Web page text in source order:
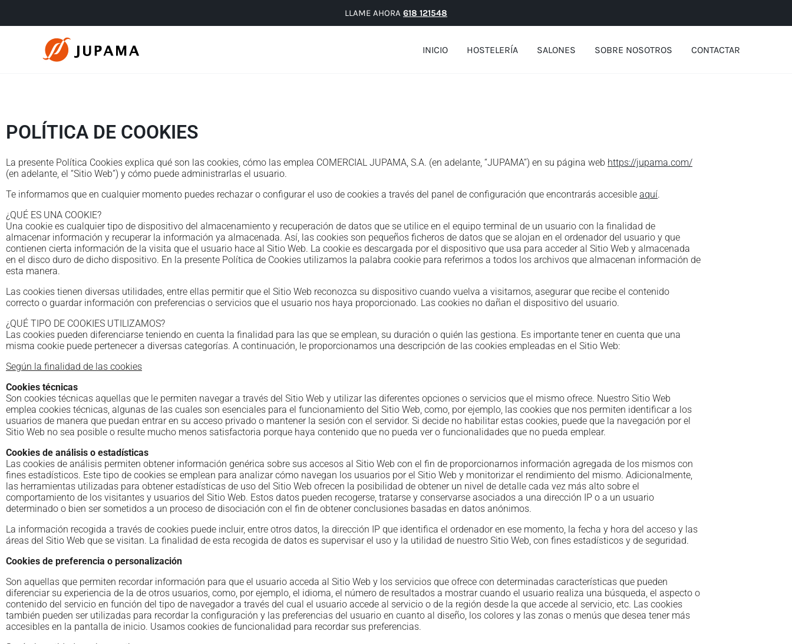
contenido
LLAME AHORA 618 121548
INICIO HOSTELERÍA SALONES SOBRE NOSOTROS CONTACTAR
POLÍTICA DE COOKIES
La presente Política Cookies explica qué son las cookies, cómo las emplea COMERCIAL JUPAMA, S.A. (en adelante, “JUPAMA”) en su página web https://jupama.com/
(en adelante, el “Sitio Web”) y cómo puede administrarlas el usuario.
Te informamos que en cualquier momento puedes rechazar o configurar el uso de cookies a través del panel de configuración que encontrarás accesible aquí.
¿QUÉ ES UNA COOKIE?
Una cookie es cualquier tipo de dispositivo del almacenamiento y recuperación de datos que se utilice en el equipo terminal de un usuario con la finalidad de
almacenar información y recuperar la información ya almacenada. Así, las cookies son pequeños ficheros de datos que se alojan en el ordenador del usuario y que
contienen cierta información de la visita que el usuario hace al Sitio Web. La cookie es descargada por el dispositivo que usa para acceder al Sitio Web y almacenada
en el disco duro de dicho dispositivo. En la presente Política de Cookies utilizamos la palabra cookie para referirnos a todos los archivos que almacenan información de
esta manera.
Las cookies tienen diversas utilidades, entre ellas permitir que el Sitio Web reconozca su dispositivo cuando vuelva a visitarnos, asegurar que recibe el contenido
correcto o guardar información con preferencias o servicios que el usuario nos haya proporcionado. Las cookies no dañan el dispositivo del usuario.
¿QUÉ TIPO DE COOKIES UTILIZAMOS?
Las cookies pueden diferenciarse teniendo en cuenta la finalidad para las que se emplean, su duración o quién las gestiona. Es importante tener en cuenta que una
misma cookie puede pertenecer a diversas categorías. A continuación, le proporcionamos una descripción de las cookies empleadas en el Sitio Web:
Según la finalidad de las cookies
Cookies técnicas
Son cookies técnicas aquellas que le permiten navegar a través del Sitio Web y utilizar las diferentes opciones o servicios que el mismo ofrece. Nuestro Sitio Web
emplea cookies técnicas, algunas de las cuales son esenciales para el funcionamiento del Sitio Web, como, por ejemplo, las cookies que nos permiten identificar a los
usuarios de manera que puedan entrar en su acceso privado o mantener la sesión con el servidor. Si decide no habilitar estas cookies, puede que la navegación por el
Sitio Web no sea posible o resulte mucho menos satisfactoria porque haya contenido que no pueda ver o funcionalidades que no pueda emplear.
Cookies de análisis o estadísticas
Las cookies de análisis permiten obtener información genérica sobre sus accesos al Sitio Web con el fin de proporcionarnos información agregada de los mismos con
fines estadísticos. Este tipo de cookies se emplean para analizar cómo navegan los usuarios por el Sitio Web y monitorizar el rendimiento del mismo. Adicionalmente,
las herramientas utilizadas para obtener estadísticas de uso del Sitio Web ofrecen la posibilidad de obtener un nivel de detalle cada vez más alto sobre el
comportamiento de los visitantes y usuarios del Sitio Web. Estos datos pueden recogerse, tratarse y conservarse asociados a una dirección IP o a un usuario
determinado o bien ser sometidos a un proceso de disociación con el fin de obtener conclusiones basadas en datos anónimos.
La información recogida a través de cookies puede incluir, entre otros datos, la dirección IP que identifica el ordenador en ese momento, la fecha y hora del acceso y las
áreas del Sitio Web que se visitan. La finalidad de esta recogida de datos es supervisar el uso y la utilidad de nuestro Sitio Web, con fines estadísticos y de seguridad.
Cookies de preferencia o personalización
Son aquellas que permiten recordar información para que el usuario acceda al Sitio Web y los servicios que ofrece con determinadas características que pueden
diferenciar su experiencia de la de otros usuarios, como, por ejemplo, el idioma, el número de resultados a mostrar cuando el usuario realiza una búsqueda, el aspecto o
contenido del servicio en función del tipo de navegador a través del cual el usuario accede al servicio o de la región desde la que accede al servicio, etc. Las cookies
también pueden ser utilizadas para recordar la configuración y las preferencias del usuario en cuanto al diseño, los colores y las zonas o menús que desea tener más
accesibles en la pantalla de inicio. Usamos cookies de funcionalidad para recordar sus preferencias.